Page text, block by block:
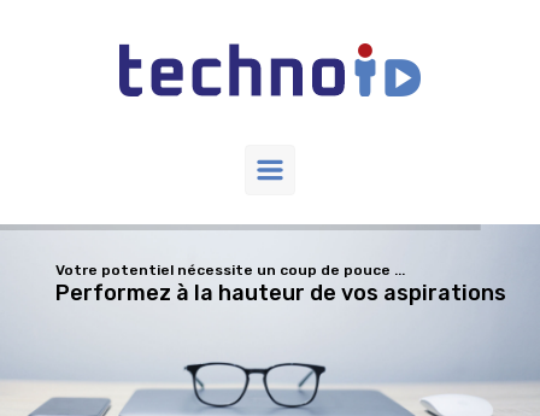
Performez à la hauteur de vos aspirations
Votre potentiel nécessite un coup de pouce ...